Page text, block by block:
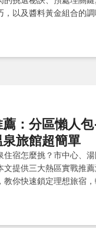
，以及醬料黃金組合的
開失敗，端出餐廳級美
：分區懶人
旅館超簡單
住宿怎麼挑？市中心、
文提供三大熱區實戰推
教你快速鎖定理想旅宿